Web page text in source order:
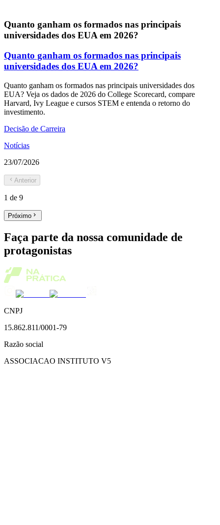
Quanto ganham os formados nas principais
universidades dos EUA em 2026?
Quanto ganham os formados nas principais
universidades dos EUA em 2026?
Quanto ganham os formados nas principais universidades dos
EUA? Veja os dados de 2026 do College Scorecard, compare
Harvard, Ivy League e cursos STEM e entenda o retorno do
investimento.
Decisão de Carreira
Notícias
23/07/2026
Anterior
1 de 9
Próximo
Faça parte da nossa comunidade de
protagonistas
CNPJ
15.862.811/0001-79
Razão social
ASSOCIACAO INSTITUTO V5